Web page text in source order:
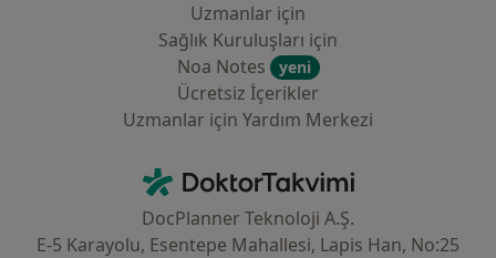
Uzmanlar için
Sağlık Kuruluşları için
Noa Notes
yeni
Ücretsiz İçerikler
Uzmanlar için Yardım Merkezi
DoktorTakvimi - Ana Sayfa
DocPlanner Teknoloji A.Ş.
E-5 Karayolu, Esentepe Mahallesi, Lapis Han, No:25